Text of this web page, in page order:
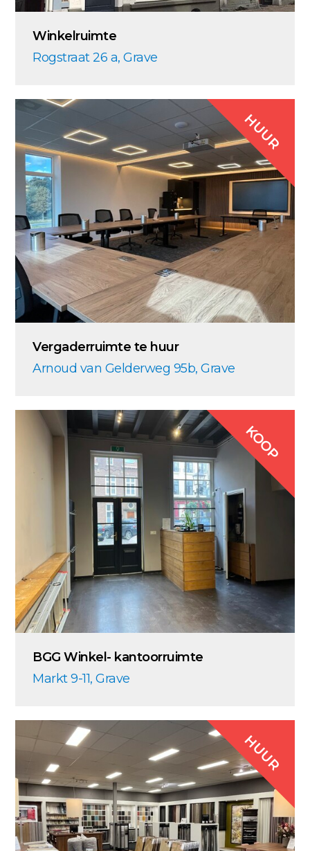
Winkelruimte
Rogstraat 26 a, Grave
Vergaderruimte te huur
Arnoud van Gelderweg 95b, Grave
HUUR
BGG Winkel- kantoorruimte
Markt 9-11, Grave
KOOP
HUUR